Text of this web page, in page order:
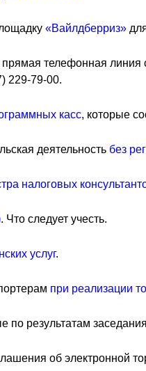
«Вайлдберриз»
телефонная
229-79-00.
касс, которые
деятельность без
налоговых
. Что следует учесть.
услуг.
при реализации
по результатам
об электронной